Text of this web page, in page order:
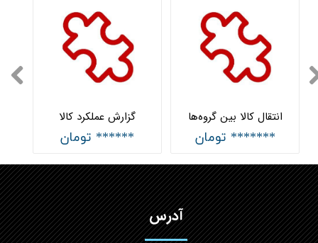
گزارش عملکرد کالا
****** تومان
انتقال کالا بین گروه‌ها
******* تومان
آدرس